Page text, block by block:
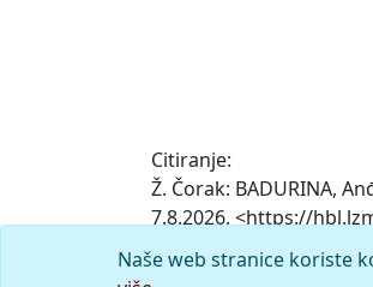
Citiranje:
Ž. Čorak: BADURINA,
7.8.2026. <https://
Komentar
Naše web stranice koriste